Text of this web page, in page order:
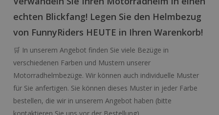
echten Blickfang! Legen Sie den Helmbezug
von FunnyRiders HEUTE in Ihren Warenkorb!
🛒 In unserem Angebot finden Sie viele Bezüge in
verschiedenen Farben und Mustern unserer
Motorradhelmbezüge. Wir können auch individuelle Muster
für Sie anfertigen. Sie können dieses Muster in jeder Farbe
bestellen, die wir in unserem Angebot haben (bitte
kontaktieren Sie uns vor der Bestellung).